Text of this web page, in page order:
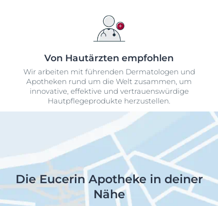
Von Hautärzten empfohlen
Wir arbeiten mit führenden Dermatologen und
Apotheken rund um die Welt zusammen, um
innovative, effektive und vertrauenswürdige
Hautpflegeprodukte herzustellen.
Die Eucerin Apotheke in deiner
Nähe